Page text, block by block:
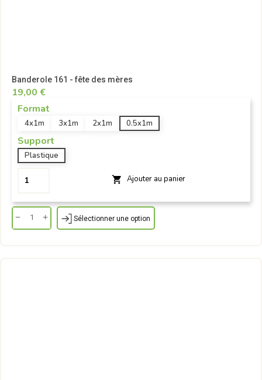
Banderole 161 - fête des mères
19,00 €
Format
4x1m 3x1m 2x1m 0.5x1m
Support
Plastique
 Ajouter au panier
Sélectionner une option